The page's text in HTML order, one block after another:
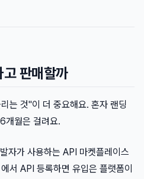
판매할까
는 것"이 더 중요해요. 혼자 랜딩
개월은 걸려요.
자가 사용하는 API 마켓플레이스
API 등록하면 유입은 플랫폼이